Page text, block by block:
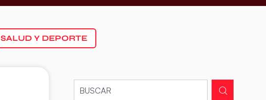
SALUD Y DEPORTE